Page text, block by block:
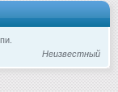
Неизвестный